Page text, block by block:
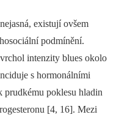
existují ovšem
podmínění.
intenzity blues okolo
s hormonálními
prudkému poklesu hladin
[4, 16]. Mezi